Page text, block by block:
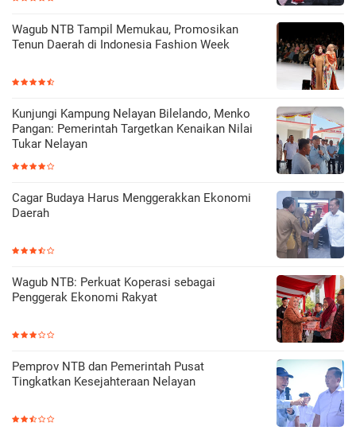
Wagub NTB Tampil Memukau, Promosikan
Tenun Daerah di Indonesia Fashion Week
Kunjungi Kampung Nelayan Bilelando, Menko
Pangan: Pemerintah Targetkan Kenaikan Nilai
Tukar Nelayan
Cagar Budaya Harus Menggerakkan Ekonomi
Daerah
Wagub NTB: Perkuat Koperasi sebagai
Penggerak Ekonomi Rakyat
Pemprov NTB dan Pemerintah Pusat
Tingkatkan Kesejahteraan Nelayan